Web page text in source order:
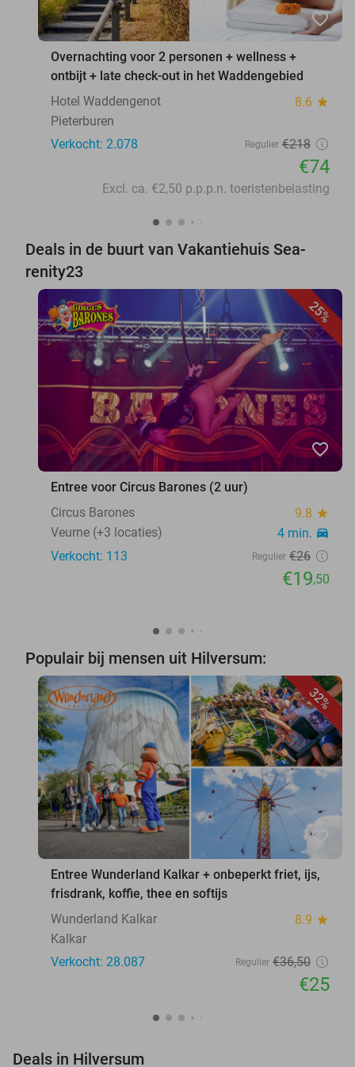
favorite_border
Overnachting voor 2 personen + wellness +
ontbijt + late check-out in het Waddengebied
Hotel Waddengenot
8.6 star
Pieterburen
Verkocht: 2.078
Regulier €218
€74
Excl. ca. €2,50 p.p.p.n. toeristenbelasting
Deals in de buurt van Vakantiehuis Sea-
renity23
25%
favorite_border
Entree voor Circus Barones (2 uur)
Circus Barones
9.8 star
Veurne (+3 locaties) 4 min. directions_car
Verkocht: 113 Regulier €26
€19,50
Populair bij mensen uit Hilversum:
32%
favorite_border
Entree Wunderland Kalkar + onbeperkt friet, ijs,
frisdrank, koffie, thee en softijs
Wunderland Kalkar
8.9 star
Kalkar
Verkocht: 28.087
Regulier €36,50
€25
Deals in Hilversum